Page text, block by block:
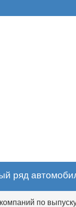
ряд
по